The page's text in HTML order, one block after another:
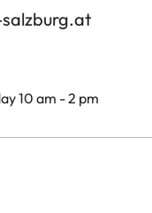
10 am - 2 pm